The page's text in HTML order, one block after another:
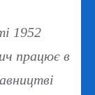
1952
працює в